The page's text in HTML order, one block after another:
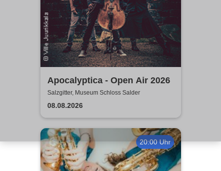
Apocalyptica - Open Air 2026
Salzgitter, Museum Schloss Salder
08.08.2026
20:00 Uhr